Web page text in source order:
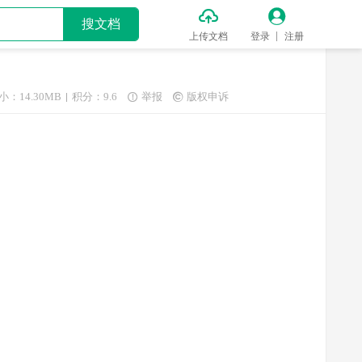
搜文档 
上传文档

登录 注册
：14.30MB 积分：9.6  举报  版权申诉